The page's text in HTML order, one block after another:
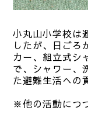
小丸山小学校は
したが、日ごろ
カー、組立式シ
で、シャワー、
た避難生活への
※他の活動につ